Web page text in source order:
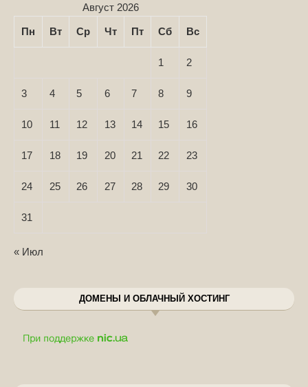
Август 2026
Пн Вт Ср Чт Пт Сб Вс
1 2
3 4 5 6 7 8 9
10 11 12 13 14 15 16
17 18 19 20 21 22 23
24 25 26 27 28 29 30
31
« Июл
ДОМЕНЫ И ОБЛАЧНЫЙ ХОСТИНГ